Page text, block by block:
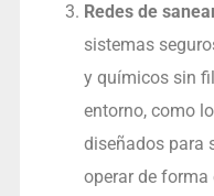
Redes de
sistemas
y químicos sin
entorno, como
diseñados para
operar de forma